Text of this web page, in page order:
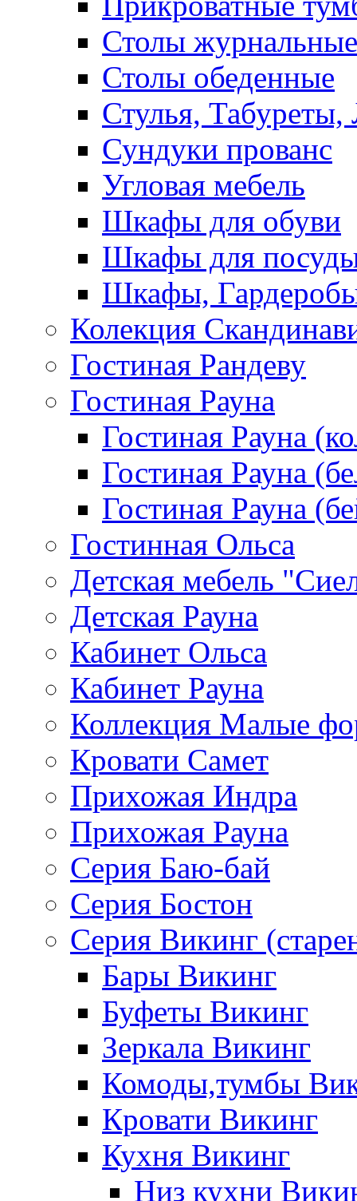
Столы журнальные
Столы обеденные
Стулья, Табуреты,
Сундуки прованс
Угловая мебель
Шкафы для обуви
Шкафы для
Шкафы,
Колекция
Гостиная Рандеву
Гостиная Рауна
Гостиная Рауна
Гостиная Рауна
Гостиная Рауна
Гостинная Ольса
Детская мебель
Детская Рауна
Кабинет Ольса
Кабинет Рауна
Коллекция Малые
Кровати Самет
Прихожая Индра
Прихожая Рауна
Серия Баю-бай
Серия Бостон
Серия Викинг
Бары Викинг
Буфеты Викинг
Зеркала Викинг
Комоды,тумбы
Кровати Викинг
Кухня Викинг
Низ кухни